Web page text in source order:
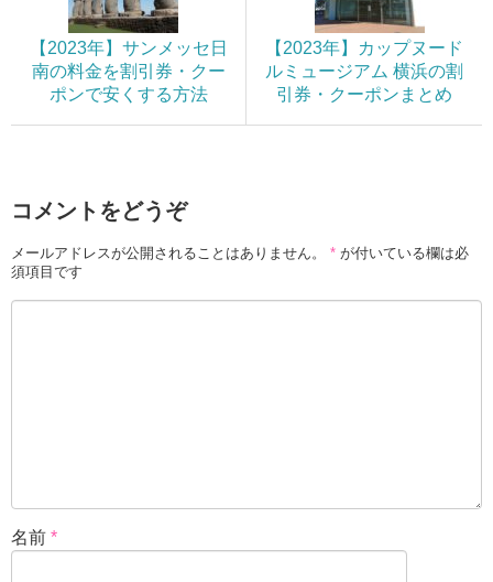
【2023年】サンメッセ日
南の料金を割引券・クー
ポンで安くする方法
【2023年】カップヌード
ルミュージアム 横浜の割
引券・クーポンまとめ
コメントをどうぞ
メールアドレスが公開されることはありません。 * が付いている欄は必
須項目です
名前 *